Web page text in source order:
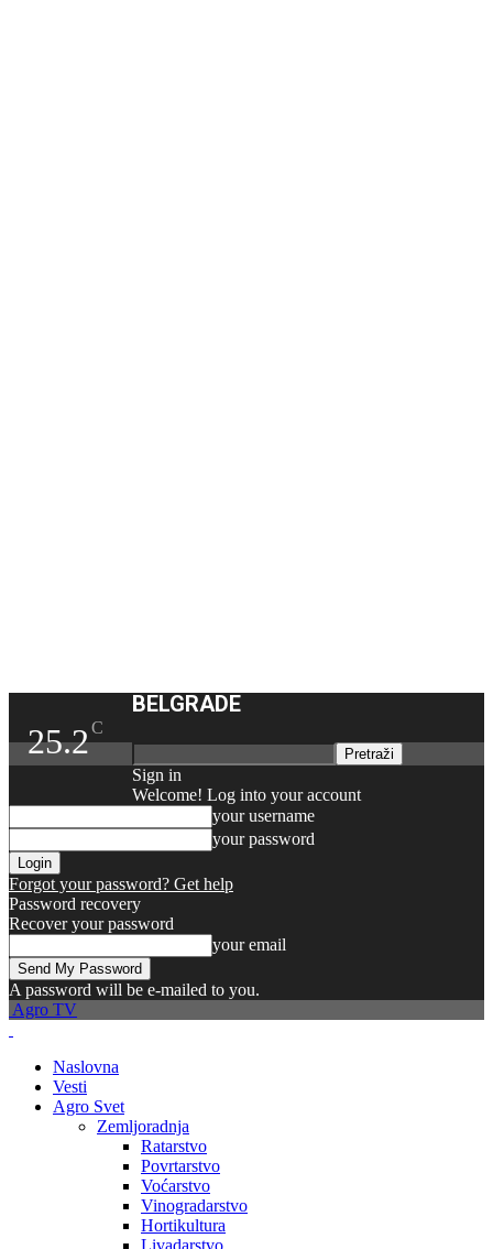
25.2C
BELGRADE
Sign in
Welcome! Log into your account
your username
your password
Forgot your password? Get help
Password recovery
Recover your password
your email
A password will be e-mailed to you.
Agro TV
Naslovna
Vesti
Agro Svet
Zemljoradnja
Ratarstvo
Povrtarstvo
Voćarstvo
Vinogradarstvo
Hortikultura
Livadarstvo